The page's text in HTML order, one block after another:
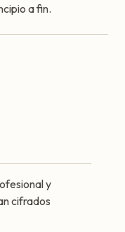
a fin.
y
cifrados